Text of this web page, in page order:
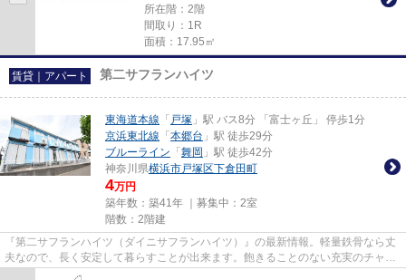
所在階：2階
間取り：1R
面積：17.95㎡
賃貸｜アパート 第二サフランハイツ
東海道本線 「 戸塚 」駅 バス8分 「富士ヶ丘」 停歩1分
京浜東北線 「 本郷台 」駅 徒歩29分
ブルーライン 「 舞岡 」駅 徒歩42分
神奈川県横浜市戸塚区下倉田町
4万円
築年数：築41年 ｜募集中： 2室
階数：2階建
『第二サフランハイツ（ダイニサフランハイツ）』の最新情報。軽量鉄骨なら丈
夫なので、長く安定して暮らすことが出来ます。飽きることのない充実のチャン
ネル数が魅力のCATV対応物件...